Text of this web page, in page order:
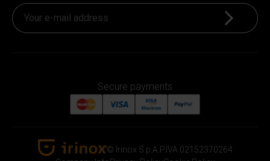
Sign up
Secure payments
© Irinox S.p.A.P.IVA 02152370264